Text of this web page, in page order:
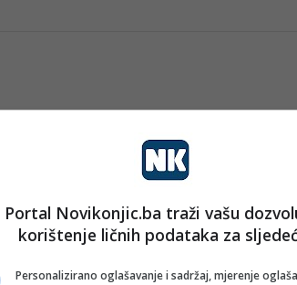
Azur Mahmić: Volio bih da
Portal Novikonjic.ba traži vašu
korištenje ličnih podataka za
Personalizirano oglašavanje i sadržaj, mjerenje